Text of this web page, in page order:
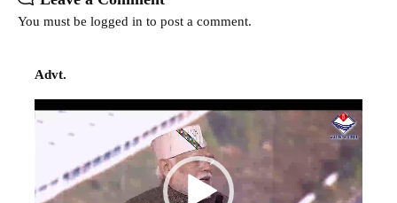
You must be logged in to post a comment.
Advt.
Video